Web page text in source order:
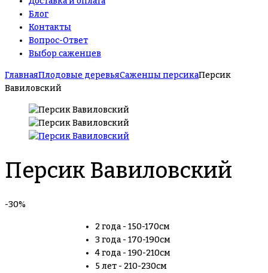
Блог
Контакты
Вопрос-Ответ
Выбор саженцев
ГлавнаяПлодовые деревьяСаженцы персикаПерсик
Вавиловский
Персик Вавиловский
-30%
2 года - 150-170см
3 года - 170-190см
4 года - 190-210см
5 лет - 210-230см